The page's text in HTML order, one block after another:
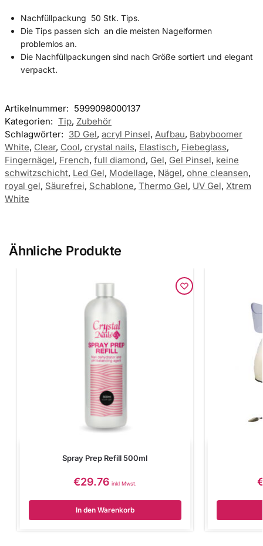
Nachfüllpackung 50 Stk. Tips.
Die Tips passen sich an die meisten Nagelformen
problemlos an.
Die Nachfüllpackungen sind nach Größe sortiert und elegant
verpackt.
Artikelnummer: 5999098000137
Kategorien: Tip, Zubehör
Schlagwörter: 3D Gel, acryl Pinsel, Aufbau, Babyboomer
White, Clear, Cool, crystal nails, Elastisch, Fiebeglass,
Fingernägel, French, full diamond, Gel, Gel Pinsel, keine
schwitzschicht, Led Gel, Modellage, Nägel, ohne cleansen,
royal gel, Säurefrei, Schablone, Thermo Gel, UV Gel, Xtrem
White
Ähnliche Produkte
Spray Prep Refill 500ml
€29.76 inkl Mwst.
In den Warenkorb